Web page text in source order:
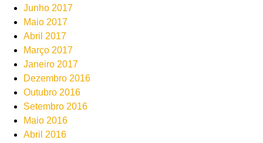
Junho 2017
Maio 2017
Abril 2017
Março 2017
Janeiro 2017
Dezembro 2016
Outubro 2016
Setembro 2016
Maio 2016
Abril 2016